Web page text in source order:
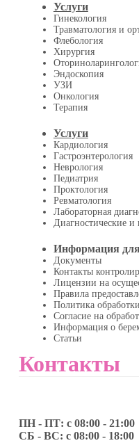
Услуги
Гинекология
Травматология и
Флебология
Хирургия
Эндоскопия
УЗИ
Онкология
Терапия
Услуги
Кардиология
Гастроэнтерология
Неврология
Педиатрия
Проктология
Ревматология
Лабораторная
Диагностические
Информация
Документы
Контакты
Лицензии на
Правила
Политика
Согласие на
Информация о
Статьи
Контакты
ПН - ПТ: с 08:00 - 21:00
СБ - ВС: с 08:00 - 18:00